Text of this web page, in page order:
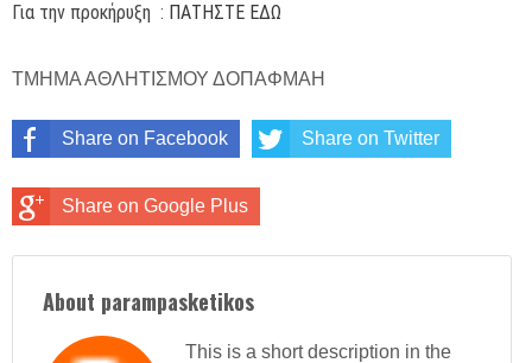
Για την προκήρυξη : ΠΑΤΗΣΤΕ ΕΔΩ
ΤΜΗΜΑ ΑΘΛΗΤΙΣΜΟΥ ΔΟΠΑΦΜΑΗ
Share on Facebook Share on Twitter
Share on Google Plus
About parampasketikos
This is a short description in the